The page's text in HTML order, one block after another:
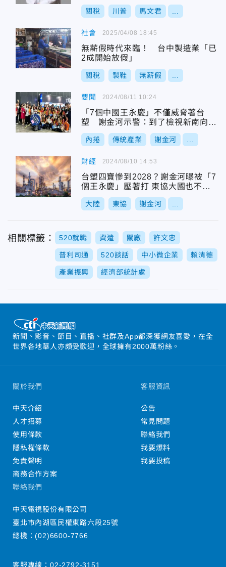
關稅 川普 馬文君
社會
無薪假時代來臨！ 台中製造業「已
2成開始放假」
關稅 製鞋 無薪假
2025/04/08 18:45
要聞
「7個中國王永慶」不僅威脅著台
塑 謝金河示警：到了檢視新南向政
策的十字路口了
內捲 傳統產業 謝金河
2024/08/11 10:24
財經
台塑四寶慘到2028？謝金河曝被「7
個王永慶」壓著打 東協大國也不妙
：爆發2千家收攤潮
大陸 東協 謝金河
2024/08/10 14:53
相關標籤： 520就職 資遣 關廠 許文忠
普利司通 520談話 中小微企業 賴清德
產業振興 經濟部統計處
新聞、影音、節目、直播、社群及App都深獲網友喜愛，在全
世界各地華人亦頗受歡迎，全球擁有2000萬粉絲。
關於我們
中天介紹
人才招募
使用條款
隱私權條款
免責聲明
商務合作方案
客服資訊
公告
常見問題
聯絡我們
我要爆料
我要投稿
聯絡我們
中天電視股份有限公司
臺北市內湖區民權東路六段25號
總機：(02)6600-7766
客服專線： 02-2792-3151